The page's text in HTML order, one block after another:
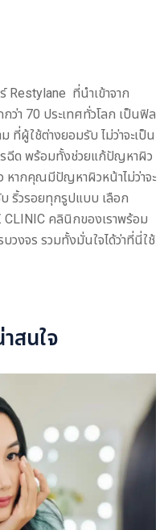
ที่นำเข้าจาก
ว่า 70 ประเทศทั่วโลก เป็นฟิล
ที่ผู้ใช้ต่างยอมรับ ไม่ว่าจะเป็น
ฉีด พร้อมทั้งช่วยแก้ปัญหาผิว
หากคุณมีปัญหาผิวหน้าไม่ว่าจะ
ริ้วรอยทุกรูปแบบ เลือก
คลินิกของเราพร้อม
วงจร รวมทั้งมั่นใจได้ว่าที่นี่ใช้
สนใจ